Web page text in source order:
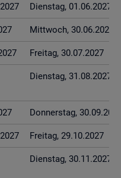
Diens­tag, 01.06.2027
Mitt­woch, 30.06.2027
Frei­tag, 30.07.2027
Diens­tag, 31.08.2027
Don­ners­tag,
Frei­tag, 29.10.2027
Diens­tag, 30.11.2027